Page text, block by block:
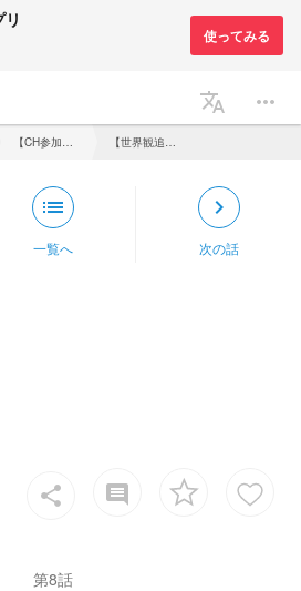
translate more_horiz
【CH参加型】怪異事件解決委員会
【世界観追記＋設定例】
list
一覧へ
keyboard_arrow_right
次の話
share insert_comment
第8話